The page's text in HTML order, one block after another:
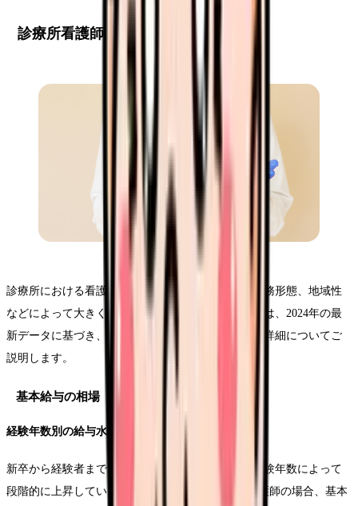
診療所看護師の給与条件を徹底解説
診療所における看護師の給与体系は、経験年数や勤務形態、地域性
などによって大きく異なります。このセクションでは、2024年の最
新データに基づき、具体的な給与条件と各種手当の詳細についてご
説明します。
基本給与の相場
経験年数別の給与水準
新卒から経験者まで、診療所看護師の基本給与は経験年数によって
段階的に上昇していきます。新卒から3年未満の看護師の場合、基本